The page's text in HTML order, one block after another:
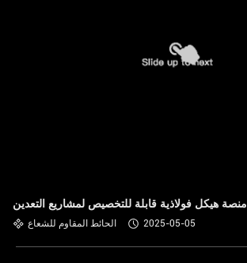
منصة هيكل فولاذية قابلة للتخصيص لمشاريع التعدين
الحائط المقاوم للشعاع 2025-05-05